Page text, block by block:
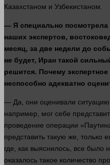
Казахстаном и Узбекистаном.
— Я специально посмотрела
наших экспертов,
месяц, за две недели до
не будет, Иран такой
решится. Почему
неспособно адекватно
— Да, они оценивали ситуацию
например
мог себе
проведение операции
представить такую же,
где, как выяснилось, все было
оказалось такое количество